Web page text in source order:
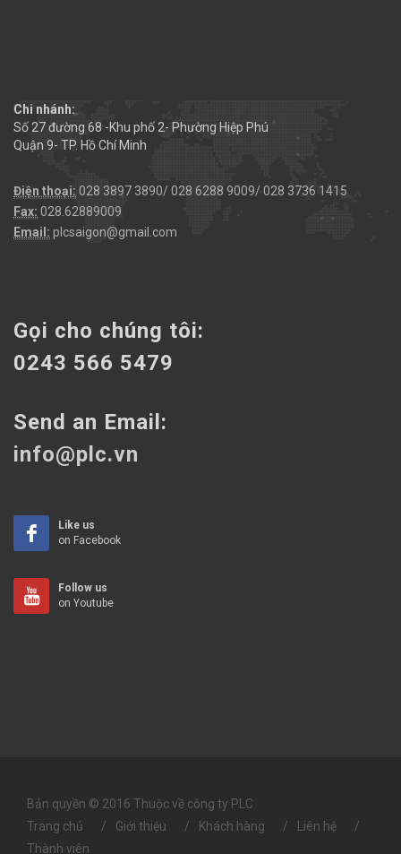
Chi nhánh:
Số 27 đường 68 -Khu phố 2- Phường Hiệp Phú
Quận 9- TP. Hồ Chí Minh
Điện thoại: 028 3897 3890/ 028 6288 9009/ 028 3736 1415
Fax: 028.62889009
Email: plcsaigon@gmail.com
Gọi cho chúng tôi:
0243 566 5479
Send an Email:
info@plc.vn
Like us
on Facebook
Follow us
on Youtube
Bản quyền © 2016 Thuộc về công ty PLC
Trang chủ
Giới thiệu Khách hàng
Liên hệ
Thành viên